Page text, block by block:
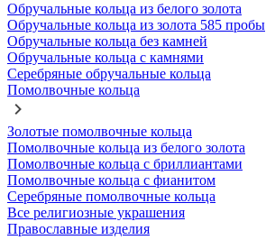
Обручальные кольца из белого золота
Обручальные кольца из золота 585 пробы
Обручальные кольца без камней
Обручальные кольца с камнями
Серебряные обручальные кольца
Помолвочные кольца
Золотые помолвочные кольца
Помолвочные кольца из белого золота
Помолвочные кольца с бриллиантами
Помолвочные кольца с фианитом
Серебряные помолвочные кольца
Все религиозные украшения
Православные изделия